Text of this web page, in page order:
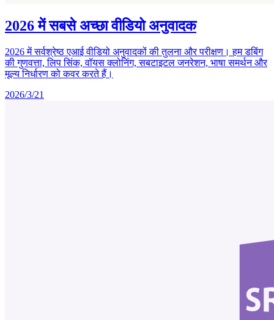
2026 में सबसे अच्छा वीडियो अनुवादक
2026 में सर्वश्रेष्ठ एआई वीडियो अनुवादकों की तुलना और परीक्षण। हम डबिंग
की गुणवत्ता, लिप सिंक, वॉयस क्लोनिंग, सबटाइटल जनरेशन, भाषा समर्थन और
मूल्य निर्धारण को कवर करते हैं।
2026/3/21